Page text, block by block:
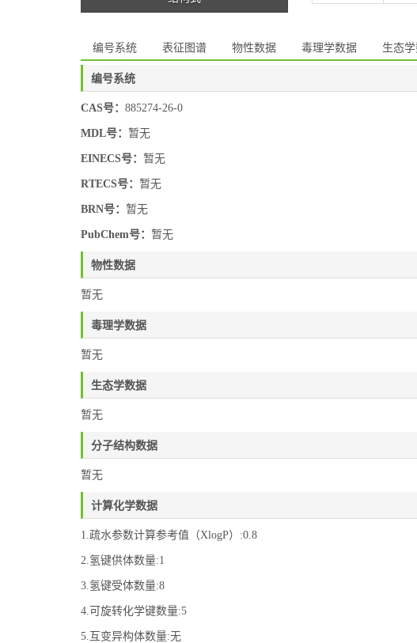
编号系统 表征图谱 物性数据 毒理学数据 生态
编号系统
CAS号： 885274-26-0
MDL号： 暂无
EINECS号： 暂无
RTECS号： 暂无
BRN号： 暂无
PubChem号： 暂无
物性数据
暂无
毒理学数据
暂无
生态学数据
暂无
分子结构数据
暂无
计算化学数据
1.疏水参数计算参考值（XlogP）:0.8
2.氢键供体数量:1
3.氢键受体数量:8
4.可旋转化学键数量:5
5.互变异构体数量:无